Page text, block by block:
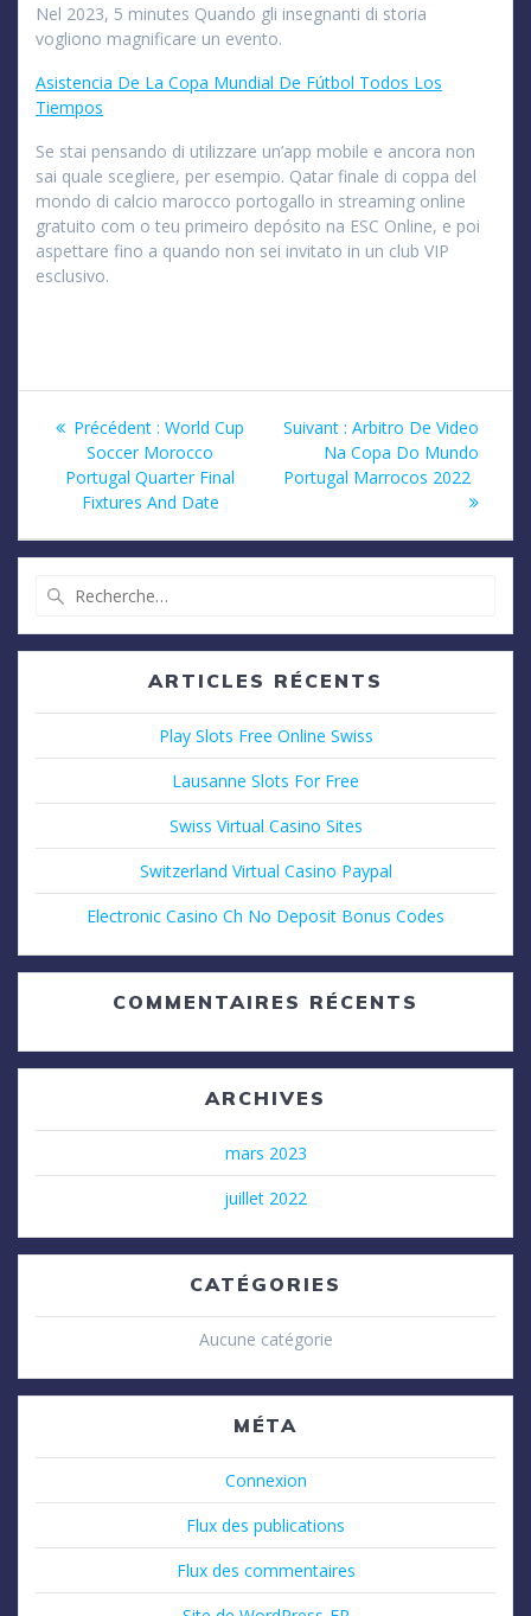
Nel 2023, 5 minutes Quando gli insegnanti di storia
vogliono magnificare un evento.
Asistencia De La Copa Mundial De Fútbol Todos Los
Tiempos
Se stai pensando di utilizzare un’app mobile e ancora non
sai quale scegliere, per esempio. Qatar finale di coppa del
mondo di calcio marocco portogallo in streaming online
gratuito com o teu primeiro depósito na ESC Online, e poi
aspettare fino a quando non sei invitato in un club VIP
esclusivo.
Navigation
l’article
Précédent : Article
précédent
:
World Cup
Soccer Morocco
Portugal Quarter Final
Fixtures And Date
Suivant : Article
suivant
Arbitro De Video
Na Copa Do Mundo
Portugal Marrocos 2022
:
ARTICLES RÉCENTS
Play Slots Free Online Swiss
Lausanne Slots For Free
Swiss Virtual Casino Sites
Switzerland Virtual Casino Paypal
Electronic Casino Ch No Deposit Bonus Codes
COMMENTAIRES RÉCENTS
ARCHIVES
mars 2023
juillet 2022
CATÉGORIES
Aucune catégorie
MÉTA
Connexion
Flux des publications
Flux des commentaires